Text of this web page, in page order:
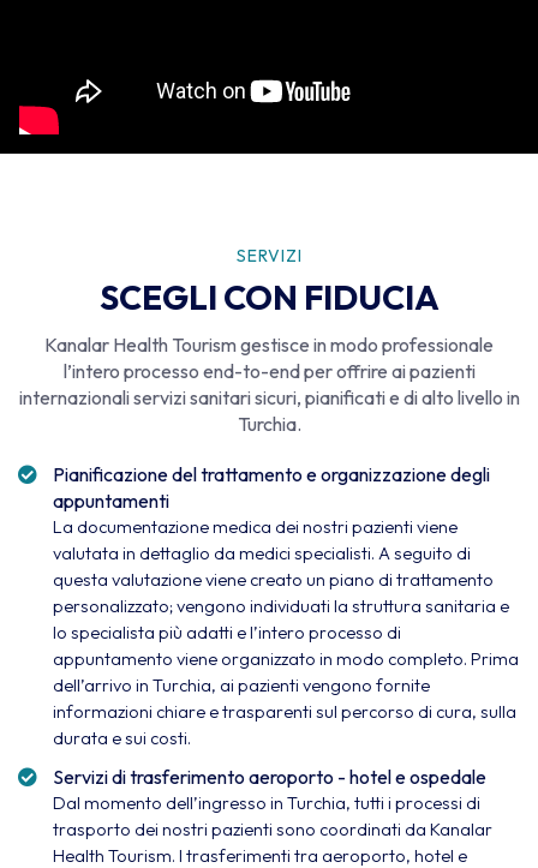
SERVIZI
SCEGLI CON FIDUCIA
Kanalar Health Tourism gestisce in modo professionale
l’intero processo end-to-end per offrire ai pazienti
internazionali servizi sanitari sicuri, pianificati e di alto livello in
Turchia.
Pianificazione del trattamento e organizzazione degli
appuntamenti
La documentazione medica dei nostri pazienti viene
valutata in dettaglio da medici specialisti. A seguito di
questa valutazione viene creato un piano di trattamento
personalizzato; vengono individuati la struttura sanitaria e
lo specialista più adatti e l’intero processo di
appuntamento viene organizzato in modo completo. Prima
dell’arrivo in Turchia, ai pazienti vengono fornite
informazioni chiare e trasparenti sul percorso di cura, sulla
durata e sui costi.
Servizi di trasferimento aeroporto - hotel e ospedale
Dal momento dell’ingresso in Turchia, tutti i processi di
trasporto dei nostri pazienti sono coordinati da Kanalar
Health Tourism. I trasferimenti tra aeroporto, hotel e